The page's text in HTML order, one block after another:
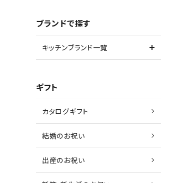
ブランドで探す
キッチンブランド一覧
ギフト
カタログギフト
結婚のお祝い
出産のお祝い